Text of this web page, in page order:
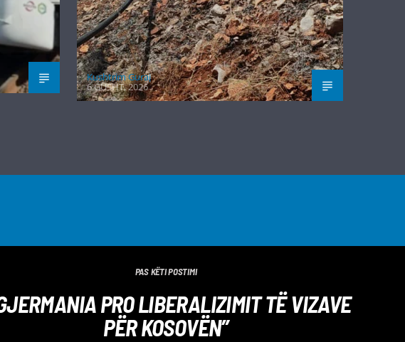
Kushtrim Guraj
6 GUSHT, 2026
PAS KËTI POSTIMI
PRO LIBERALIZIMIT TË VIZAVE
PËR KOSOVËN”